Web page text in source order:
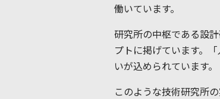
働いています。
研究所の中枢である設
プトに掲げています。
いが込められています。
このような技術研究所